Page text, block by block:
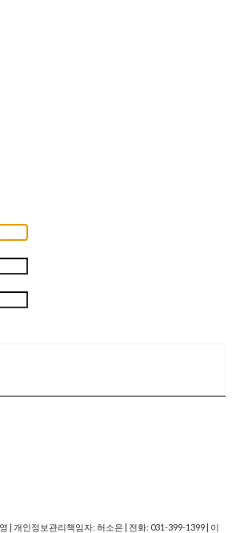
| 개인정보관리책임자: 허소은 | 전화: 031-399-1399 | 이